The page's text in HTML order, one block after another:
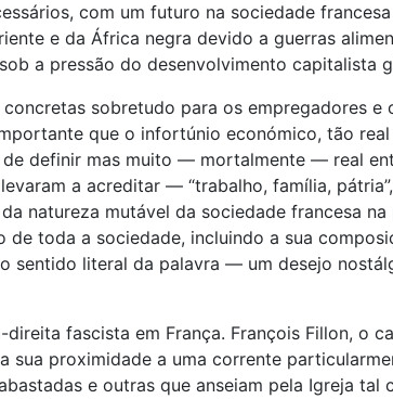
com um futuro na sociedade
e da África negra devido a guerras
a pressão do desenvolvimento capitalista
sobretudo para os empregadores
que o infortúnio económico, tão
definir mas muito — mortalmente — real
a acreditar — “trabalho, família,
natureza mutável da sociedade francesa na
de toda a sociedade, incluindo a sua
sentido literal da palavra — um desejo
direita fascista em França. François Fillon,
proximidade a uma corrente
e outras que anseiam pela Igreja